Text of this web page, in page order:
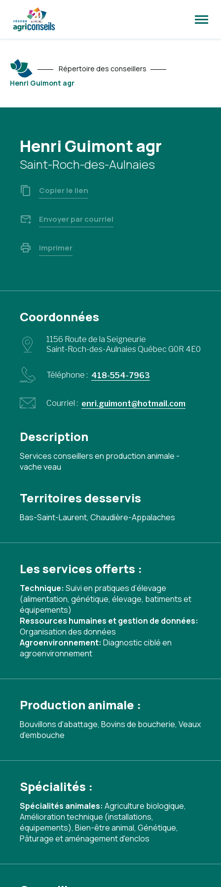
la
Répertoire des conseillers
Henri Guimont agr
Henri Guimont agr
Saint-Roch-des-Aulnaies
Copier le lien
Envoyer par courriel
Imprimer
Coordonnées
1156 Route de la Seigneurie
Saint-Roch-des-Aulnaies Québec G0R 4E0
Téléphone : 418-554-7963
Courriel : enri.guimont@hotmail.com
Description
Services conseillers en production animale -
vache veau
Territoires desservis
Bas-Saint-Laurent, Chaudière-Appalaches
Les services offerts :
Technique: Suivi en pratiques d’élevage
(alimentation, génétique, élevage, batiments et
équipements)
Ressources humaines et gestion de données:
Organisation des données
Agroenvironnement: Diagnostic ciblé en
agroenvironnement
Production animale :
Bouvillons d'abattage, Bovins de boucherie, Veaux
d'embouche
Spécialités :
Spécialités animales: Agriculture biologique,
Amélioration technique (installations,
équipements), Bien-être animal, Génétique,
Pâturage et aménagement d'enclos